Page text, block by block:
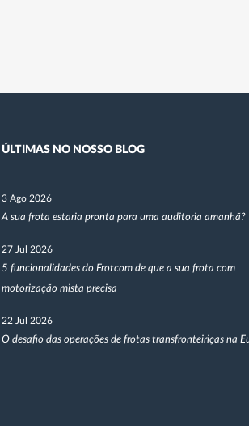
ÚLTIMAS NO NOSSO BLOG
3 Ago 2026
A sua frota estaria pronta para uma auditoria amanhã?
27 Jul 2026
5 funcionalidades do Frotcom de que a sua frota com
motorização mista precisa
22 Jul 2026
O desafio das operações de frotas transfronteiriças na